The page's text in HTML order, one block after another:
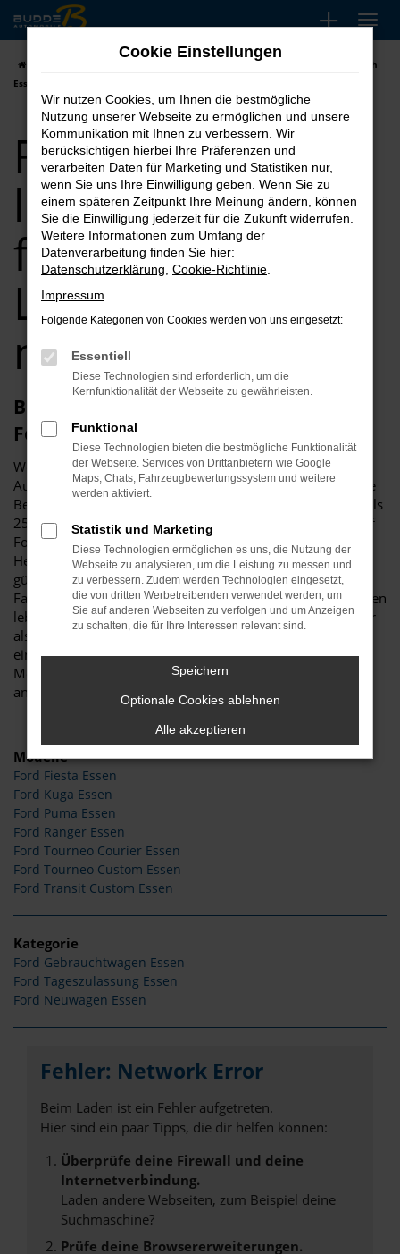
Zum
Hauptinhalt
springen
Ford kaufen, leasen finanzieren | Lieferservice nach
Essen
Ford kaufen,
leasen
finanzieren |
Lieferservice
nach Essen
Budde Automobile – perfekt für Ihren
Ford in Essen
Wer einen Ford für Fahrten in Essen und Umgebung ins
Auge gefasst hat, erhält bei Budde Automobile die perfekte
Beratung. Unser Unternehmen beschäftigt sich seit mehr als
25 Jahren mit Autos und legt den Fokus unter anderem auf
Ford. Wir sind von der Qualität der Fahrzeuge dieses
Herstellers überzeugt und haben sowohl spannende und
günstige Gebrauchtwagen als auch Neufahrzeuge, EU-
Fahrzeuge sowie Jahreswagen für Sie auf Lager. Wer in Essen
lebt, hat es nicht weit zu uns. Auf einem Gelände von mehr
als 11.000 Quadratmetern bieten wir alles, was das Herz
eines Autointeressierten begehrt und zwar sowohl jede
Menge Werkstattfläche mit mehrere Hebebühnen als auch
angenehme Verkaufsräume mit enormer Auswahl.
Modelle
Ford Fiesta Essen
Ford Kuga Essen
Ford Puma Essen
Ford Ranger Essen
Ford Tourneo Courier Essen
Ford Tourneo Custom Essen
Ford Transit Custom Essen
Kategorie
Ford Gebrauchtwagen Essen
Ford Tageszulassung Essen
Ford Neuwagen Essen
Fehler: Network Error
Beim Laden ist ein Fehler aufgetreten.
Hier sind ein paar Tipps, die dir helfen können:
Überprüfe deine Firewall und deine
Internetverbindung.
Laden andere Webseiten, zum Beispiel deine
Suchmaschine?
Prüfe deine Browsererweiterungen.
Cookie Einstellungen
Wir nutzen Cookies, um Ihnen die bestmögliche
Nutzung unserer Webseite zu ermöglichen und unsere
Kommunikation mit Ihnen zu verbessern. Wir
berücksichtigen hierbei Ihre Präferenzen und
verarbeiten Daten für Marketing und Statistiken nur,
wenn Sie uns Ihre Einwilligung geben. Wenn Sie zu
einem späteren Zeitpunkt Ihre Meinung ändern, können
Sie die Einwilligung jederzeit für die Zukunft widerrufen.
Weitere Informationen zum Umfang der
Datenverarbeitung finden Sie hier:
Datenschutzerklärung Cookie-Richtlinie
Impressum
Folgende Kategorien von Cookies werden von uns eingesetzt:
Essentiell
Diese Technologien sind erforderlich, um die
Kernfunktionalität der Webseite zu gewährleisten.
Funktional
Diese Technologien bieten die bestmögliche Funktionalität
der Webseite. Services von Drittanbietern wie Google
Maps, Chats, Fahrzeugbewertungssystem und weitere
werden aktiviert.
Statistik und Marketing
Diese Technologien ermöglichen es uns, die Nutzung der
Webseite zu analysieren, um die Leistung zu messen und
zu verbessern. Zudem werden Technologien eingesetzt,
die von dritten Werbetreibenden verwendet werden, um
Sie auf anderen Webseiten zu verfolgen und um Anzeigen
zu schalten, die für Ihre Interessen relevant sind.
Speichern
Optionale Cookies ablehnen
Alle akzeptieren